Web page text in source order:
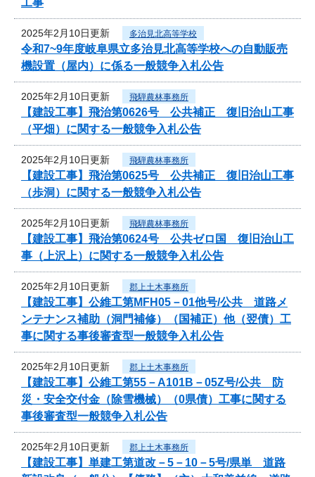
2025年2月10日更新 多治見北高等学校
令和7~9年度岐阜県立多治見北高等学校への自動販売
機設置（屋内）に係る一般競争入札公告
2025年2月10日更新 飛騨農林事務所
【建設工事】飛治第0626号 公共補正 復旧治山工事
（平畑）に関する一般競争入札公告
2025年2月10日更新 飛騨農林事務所
【建設工事】飛治第0625号 公共補正 復旧治山工事
（歩洞）に関する一般競争入札公告
2025年2月10日更新 飛騨農林事務所
【建設工事】飛治第0624号 公共ゼロ国 復旧治山工
事（上沢上）に関する一般競争入札公告
2025年2月10日更新 郡上土木事務所
【建設工事】公維工第MFH05－01他号/公共 道路メ
ンテナンス補助（洞門補修）（国補正）他（翌債）工
事に関する事後審査型一般競争入札公告
2025年2月10日更新 郡上土木事務所
【建設工事】公維工第55－A101B－05Z号/公共 防
災・安全交付金（除雪機械）（0県債）工事に関する
事後審査型一般競争入札公告
2025年2月10日更新 郡上土木事務所
【建設工事】単建工第道改－5－10－5号/県単 道路